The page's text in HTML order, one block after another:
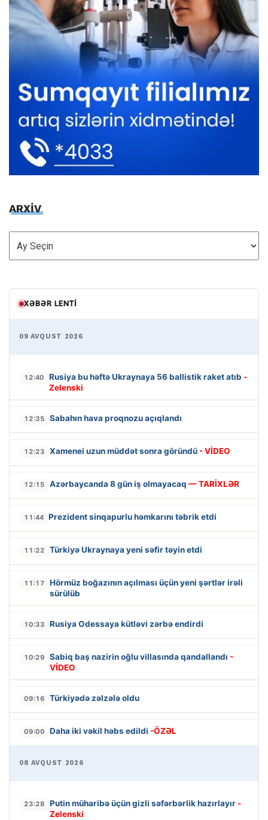
ARXİV
ARXİV
XƏBƏR LENTI
09 AVQUST 2026
12:40 Rusiya bu həftə Ukraynaya 56 ballistik raket atıb -
Zelenski
12:35 Sabahın hava proqnozu açıqlandı
12:23 Xamenei uzun müddət sonra göründü - VİDEO
12:15 Azərbaycanda 8 gün iş olmayacaq — TARİXLƏR
11:44 Prezident sinqapurlu həmkarını təbrik etdi
11:22 Türkiyə Ukraynaya yeni səfir təyin etdi
11:17
Hörmüz boğazının açılması üçün yeni şərtlər irəli
sürülüb
10:33 Rusiya Odessaya kütləvi zərbə endirdi
10:29 Sabiq baş nazirin oğlu villasında qandallandı -
VİDEO
09:16 Türkiyədə zəlzələ oldu
09:00 Daha iki vəkil həbs edildi -ÖZƏL
08 AVQUST 2026
23:28 Putin müharibə üçün gizli səfərbərlik hazırlayır -
Zelenski